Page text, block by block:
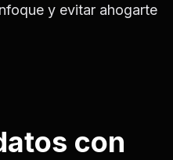
y evitar ahogarte
con